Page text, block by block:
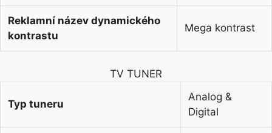
Reklamní název dynamického
kontrastu
Mega kontrast
TV TUNER
Typ tuneru
Analog &
Digital